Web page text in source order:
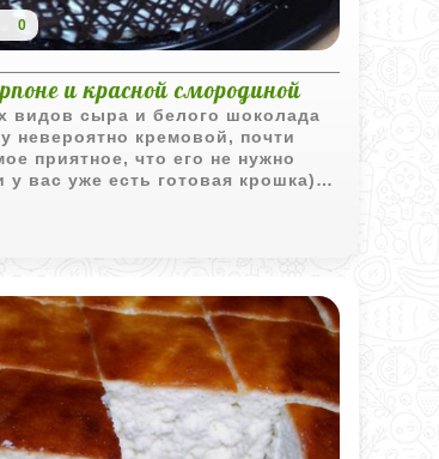
0
и красной смородиной
видов сыра и белого шоколада
невероятно кремовой, почти
приятное, что его не нужно
у вас уже есть готовая крошка), а
этом как из дорогой
здесь работает как
не дает десерту стать
- наберитесь терпения и
держал форму.